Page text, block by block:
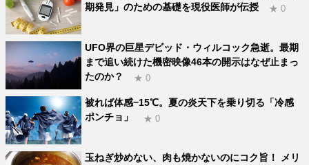
期発見」のための基礎を現役医師が伝授
★ 0
UFO界の巨星デビッド・ウィルコック急逝。最期
まで追い続けた機密映像46本の開示はなぜ止まっ
たのか？
★ 0
被れば体感−15℃。夏の炎天下を乗り切る「冷感
ポンチョ」
★ 0
玉ねぎ炒めない、肉も焼かないのにコク旨！ メリ